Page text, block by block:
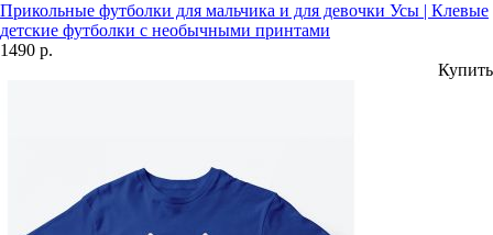
Прикольные футболки для мальчика и для девочки Усы | Клевые
детские футболки с необычными принтами
1490 р.
Купить